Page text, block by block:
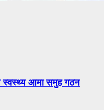
स्वस्थ्य आमा समुह गठन